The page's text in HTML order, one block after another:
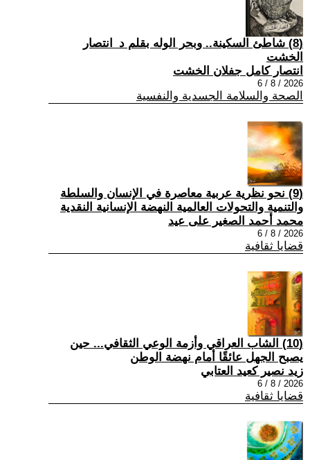
(8) شاطئ السكينة.. وبحر الوله بقلم د_انتصار
الخشت
انتصار كامل جفلان الخشت
2026 / 8 / 6
الصحة والسلامة الجسدية والنفسية
(9) نحو نظرية عربية معاصرة في الإنسان والسلطة
والتنمية والتحولات العالمية النهضة الإنسانية النقدية
محمد أحمد الصغير على عيد
2026 / 8 / 6
قضايا ثقافية
(10) الشاب العراقي وأزمة الوعي الثقافي... حين
يصبح الجهل عائقًا أمام نهضة الوطن
زيد نصير كعيد العتابي
2026 / 8 / 6
قضايا ثقافية